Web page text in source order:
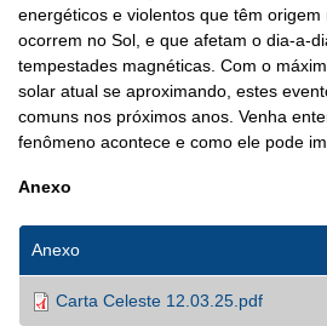
energéticos e violentos que têm
ocorrem no Sol, e que afetam o dia-a-
tempestades magnéticas. Com o
solar atual se aproximando, estes
comuns nos próximos anos. Venha
fenômeno acontece e como ele pode
Anexo
Anexo
Carta Celeste 12.03.25.pdf